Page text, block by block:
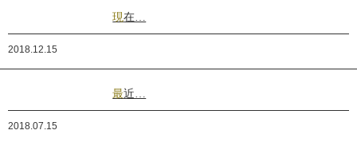
現在…
2018.12.15
最近…
2018.07.15